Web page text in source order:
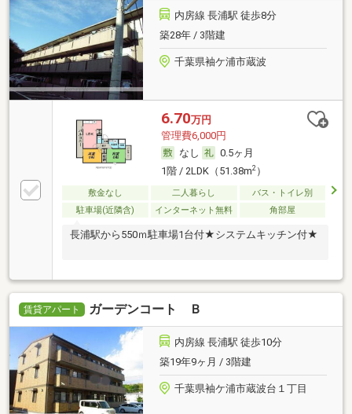
内房線 長浦駅 徒歩8分
築28年 / 3階建
千葉県袖ケ浦市蔵波
6.70万円
管理費6,000円
なし
0.5ヶ月
1階 / 2LDK（51.38m2）
敷金なし 二人暮らし
バス・トイレ別
駐車場(近隣含)
インターネット無料 角部屋
長浦駅から550ｍ駐車場1台付★システムキッチン付★
賃貸アパート ガーデンコート Ｂ
内房線 長浦駅 徒歩10分
築19年9ヶ月 / 3階建
千葉県袖ケ浦市蔵波台１丁目